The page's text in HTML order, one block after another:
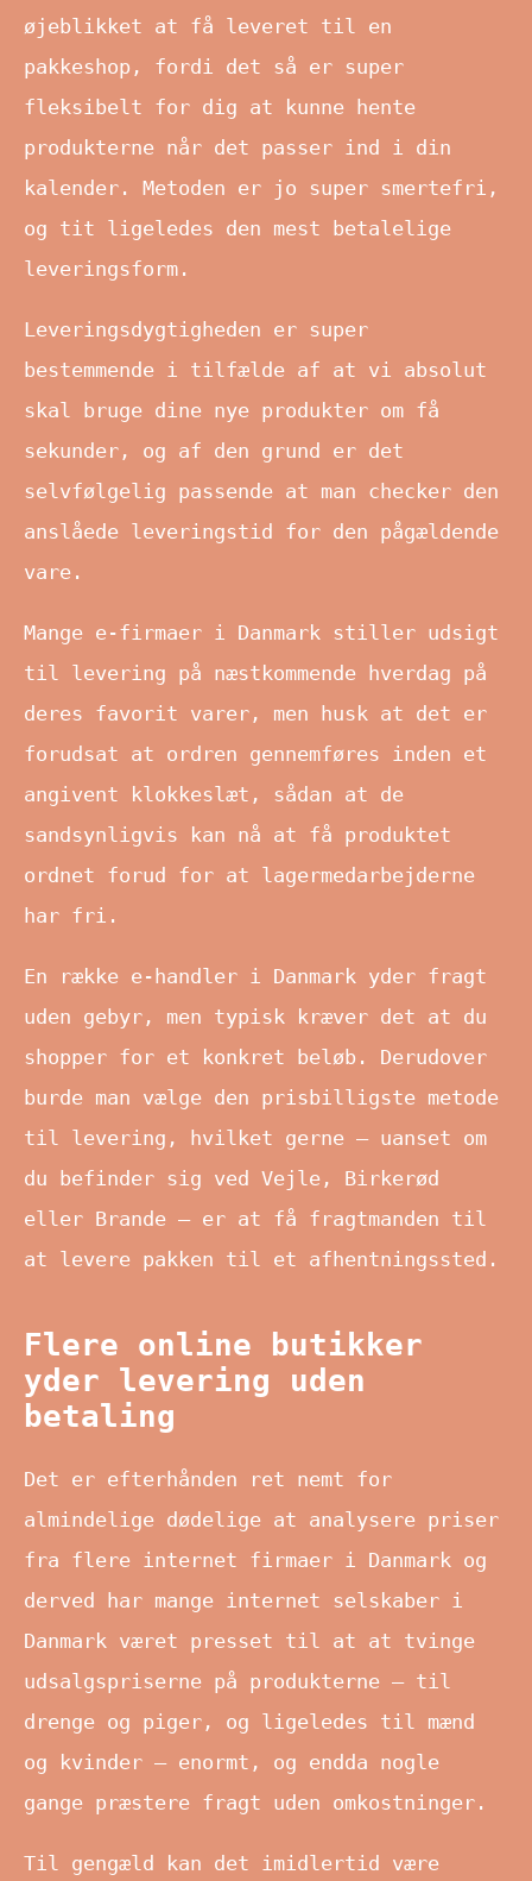
øjeblikket at få leveret til en
pakkeshop, fordi det så er super
fleksibelt for dig at kunne hente
produkterne når det passer ind i din
kalender. Metoden er jo super smertefri,
og tit ligeledes den mest betalelige
leveringsform.
Leveringsdygtigheden er super
bestemmende i tilfælde af at vi absolut
skal bruge dine nye produkter om få
sekunder, og af den grund er det
selvfølgelig passende at man checker den
anslåede leveringstid for den pågældende
vare.
Mange e-firmaer i Danmark stiller udsigt
til levering på næstkommende hverdag på
deres favorit varer, men husk at det er
forudsat at ordren gennemføres inden et
angivent klokkeslæt, sådan at de
sandsynligvis kan nå at få produktet
ordnet forud for at lagermedarbejderne
har fri.
En række e-handler i Danmark yder fragt
uden gebyr, men typisk kræver det at du
shopper for et konkret beløb. Derudover
burde man vælge den prisbilligste metode
til levering, hvilket gerne – uanset om
du befinder sig ved Vejle, Birkerød
eller Brande – er at få fragtmanden til
at levere pakken til et afhentningssted.
Flere online butikker
yder levering uden
betaling
Det er efterhånden ret nemt for
almindelige dødelige at analysere priser
fra flere internet firmaer i Danmark og
derved har mange internet selskaber i
Danmark været presset til at at tvinge
udsalgspriserne på produkterne – til
drenge og piger, og ligeledes til mænd
og kvinder – enormt, og endda nogle
gange præstere fragt uden omkostninger.
Til gengæld kan det imidlertid være